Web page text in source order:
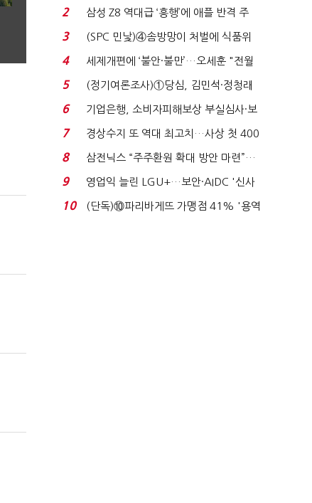
청래 '초접전'...
2
삼성 Z8 역대급 ‘흥행’에 애플 반격 주
목…9월 ‘폴...
3
(SPC 민낯)④솜방망이 처벌에 식품위
생법 위반 반복...
4
세제개편에 ‘불안·불만’…오세훈 "전월
세 구하기 더 ...
5
(정기여론조사)①당심, 김민석·정청래
'초접전'…대통령 ...
6
기업은행, 소비자피해보상 부실심사·보
이스피싱 공시 ...
7
경상수지 또 역대 최고치…사상 첫 400
억달러에 '3% 성...
8
삼전닉스 “주주환원 확대 방안 마련”…
로이터에 성명...
9
영업익 늘린 LGU+…보안·AIDC '신사
업 드라이브'...
10
(단독)⑩파리바게뜨 가맹점 41% '용역